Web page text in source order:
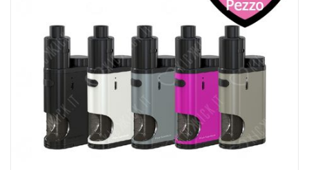
BATTERIE APPARECCHI ACUSTICI
BATTERIE
PRODOTTI MONOUSO E TNT
FORNITURE ESTETICA
SEXY SHOP